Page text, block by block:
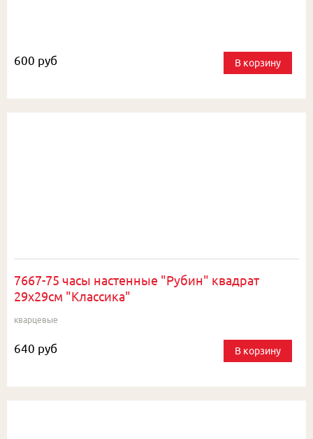
600 руб В корзину
7667-75 часы настенные "Рубин" квадрат
29х29см "Классика"
кварцевые
640 руб В корзину